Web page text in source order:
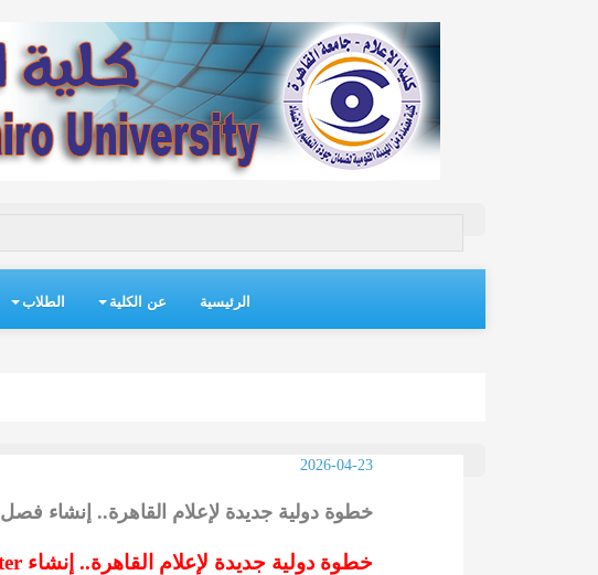
الرئيسية عن الكلية الطلاب
2026-04-23
خطوة دولية جديدة لإعلام القاهرة.. إنشاء فصل
خطوة دولية جديدة لإعلام القاهرة.. إنشاء Chapter تابع لمنظمة الاتصال الدولي